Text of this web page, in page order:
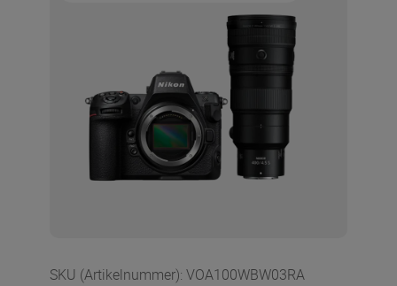
SKU (Artikelnummer): VOA100WBW03RA